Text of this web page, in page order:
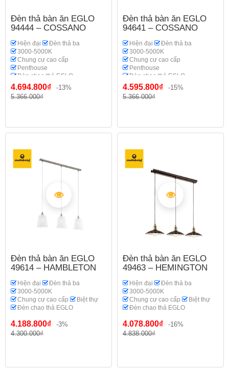
Đèn thả bàn ăn EGLO
94444 – COSSANO
Hiện đại
Đèn thả ba
3000-5000K
Chung cư cao cấp
Penthouse
Đèn chao thả EGLO
4.694.800₫
-13%
5.366.000₫
Đèn thả bàn ăn EGLO
94641 – COSSANO
Hiện đại
Đèn thả ba
3000-5000K
Chung cư cao cấp
Penthouse
Đèn chao thả EGLO
4.595.800₫
-15%
5.366.000₫
Đèn thả bàn ăn EGLO
49614 – HAMBLETON
Hiện đại
Đèn thả ba
3000-5000K
Chung cư cao cấp
Biệt thự
Đèn chao thả EGLO
4.188.800₫
-3%
4.300.000₫
Đèn thả bàn ăn EGLO
49463 – HEMINGTON
Hiện đại
Đèn thả ba
3000-5000K
Chung cư cao cấp
Biệt thự
Đèn chao thả EGLO
4.078.800₫
-16%
4.838.000₫